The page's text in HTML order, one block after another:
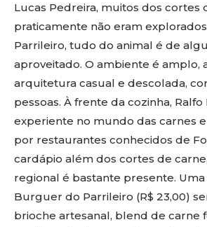
Lucas Pedreira, muitos dos cortes
praticamente não eram
Parrileiro, tudo do animal é de
aproveitado. O ambiente é amplo,
arquitetura casual e descolada,
pessoas. À frente da cozinha,
experiente no mundo das carnes
por restaurantes conhecidos de
cardápio além dos cortes de
regional é bastante presente.
Burguer do Parrileiro (R$ 23,00)
brioche artesanal, blend de carne